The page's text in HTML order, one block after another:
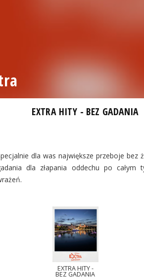
EXTRA HITY - BEZ GADANIA
dla was największe przeboje bez
dla złapania oddechu po całym
EXTRA HITY -
BEZ GADANIA